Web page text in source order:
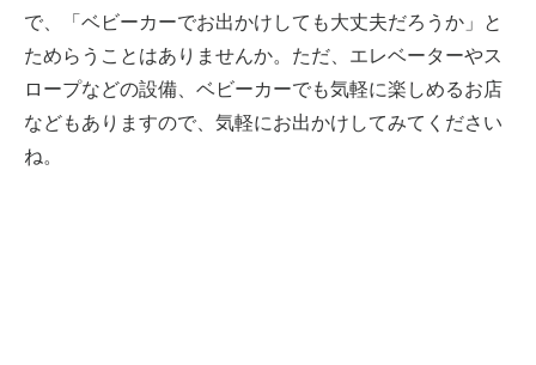
で、「ベビーカーでお出かけしても大丈夫だろうか」と
ためらうことはありませんか。ただ、エレベーターやス
ロープなどの設備、ベビーカーでも気軽に楽しめるお店
などもありますので、気軽にお出かけしてみてください
ね。